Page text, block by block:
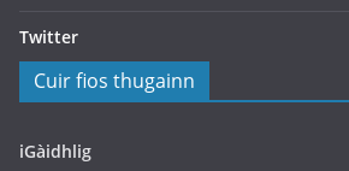
Twitter
Cuir fios thugainn
iGàidhlig